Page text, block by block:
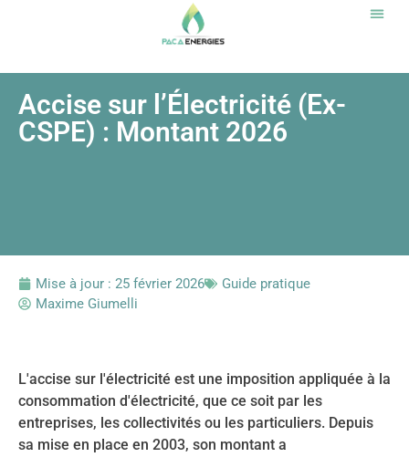
Accise sur l’Électricité (Ex-
CSPE) : Montant 2026
Mise à jour : 25 février 2026
Guide pratique
Maxime Giumelli
L'accise sur l'électricité est une imposition appliquée à la
consommation d'électricité, que ce soit par les
entreprises, les collectivités ou les particuliers. Depuis
sa mise en place en 2003, son montant a